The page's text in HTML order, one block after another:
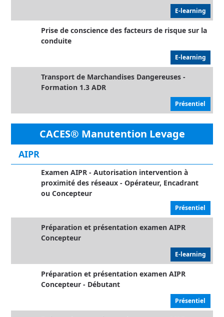
E-learning
Prise de conscience des facteurs de risque sur la
conduite
E-learning
Transport de Marchandises Dangereuses -
Formation 1.3 ADR
Présentiel
CACES® Manutention Levage
AIPR
Examen AIPR - Autorisation intervention à
proximité des réseaux - Opérateur, Encadrant
ou Concepteur
Présentiel
Préparation et présentation examen AIPR
Concepteur
E-learning
Préparation et présentation examen AIPR
Concepteur - Débutant
Présentiel